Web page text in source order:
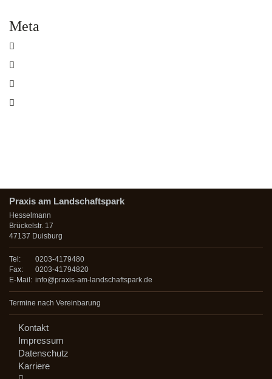
Meta
Praxis am Landschaftspark
Hesselmann
Brückelstr. 17
47137 Duisburg
Tel:
0203-4179480
Fax:
0203-41794820
E-Mail: info@praxis-am-landschaftspark.de
Termine nach Vereinbarung
Kontakt
Impressum
Datenschutz
Karriere